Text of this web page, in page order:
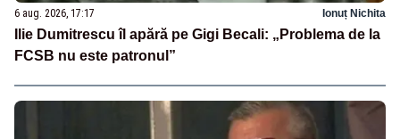
6 aug. 2026, 17:17 Ionuț Nichita
Ilie Dumitrescu îl apără pe Gigi Becali: „Problema de la
FCSB nu este patronul”